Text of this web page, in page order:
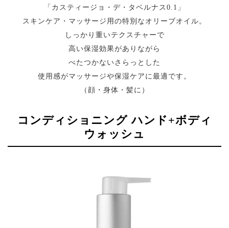
「カスティージョ・デ・タベルナス0.1」
スキンケア・マッサージ用の特別なオリーブオイル。
しっかり重いテクスチャーで
高い保湿効果がありながら
べたつかないさらっとした
使用感がマッサージや保湿ケアに最適です。
（顔・身体・髪に）
コンディショニング ハンド+ボディ
ウォッシュ